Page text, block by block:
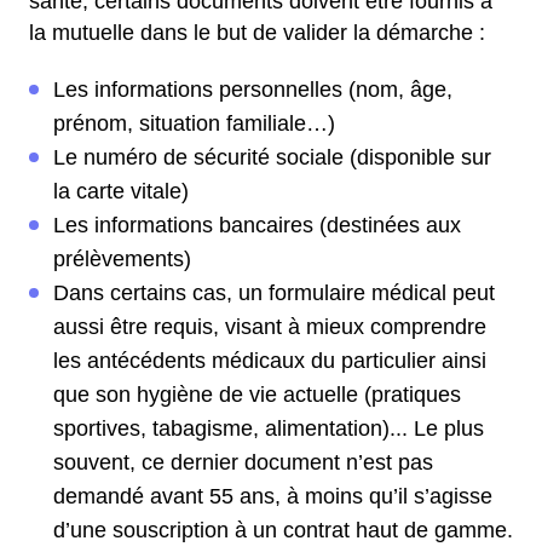
la mutuelle dans le but de valider la démarche :
Les informations personnelles (nom, âge,
prénom, situation familiale…)
Le numéro de sécurité sociale (disponible sur
la carte vitale)
Les informations bancaires (destinées aux
prélèvements)
Dans certains cas, un formulaire médical peut
aussi être requis, visant à mieux comprendre
les antécédents médicaux du particulier ainsi
que son hygiène de vie actuelle (pratiques
sportives, tabagisme, alimentation)... Le plus
souvent, ce dernier document n’est pas
demandé avant 55 ans, à moins qu’il s’agisse
d’une souscription à un contrat haut de gamme.